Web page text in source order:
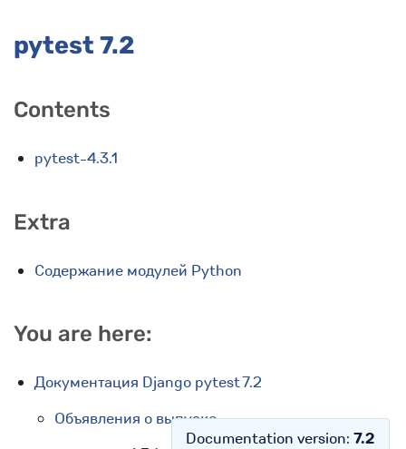
pytest 7.2
Contents
pytest-4.3.1
Extra
Содержание модулей Python
You are here:
Документация Django pytest 7.2
Объявления о выпуске
Documentation version: 7.2